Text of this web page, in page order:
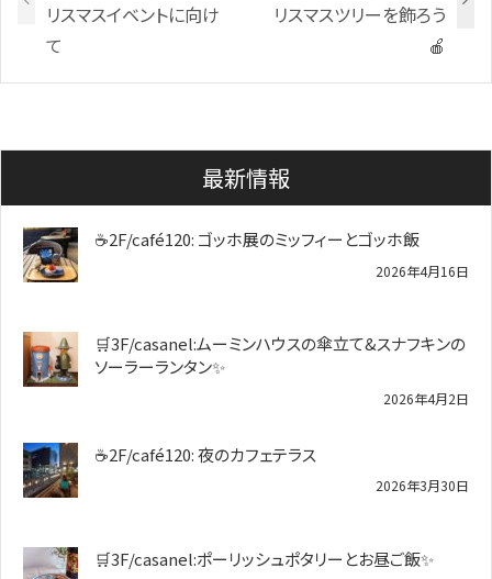
リスマスイベントに向け
て
リスマスツリーを飾ろう
🍎
最新情報
☕2F/café120: ゴッホ展のミッフィーとゴッホ飯
2026年4月16日
🛒3F/casanel:ムーミンハウスの傘立て&スナフキンの
ソーラーランタン✨️
2026年4月2日
☕2F/café120: 夜のカフェテラス
2026年3月30日
🛒3F/casanel:ポーリッシュポタリーとお昼ご飯✨